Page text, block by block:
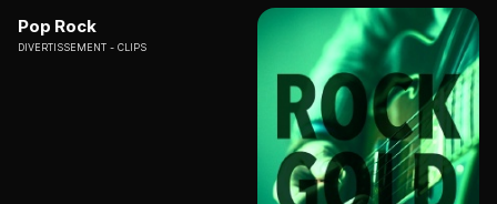
Pop Rock
DIVERTISSEMENT CLIPS